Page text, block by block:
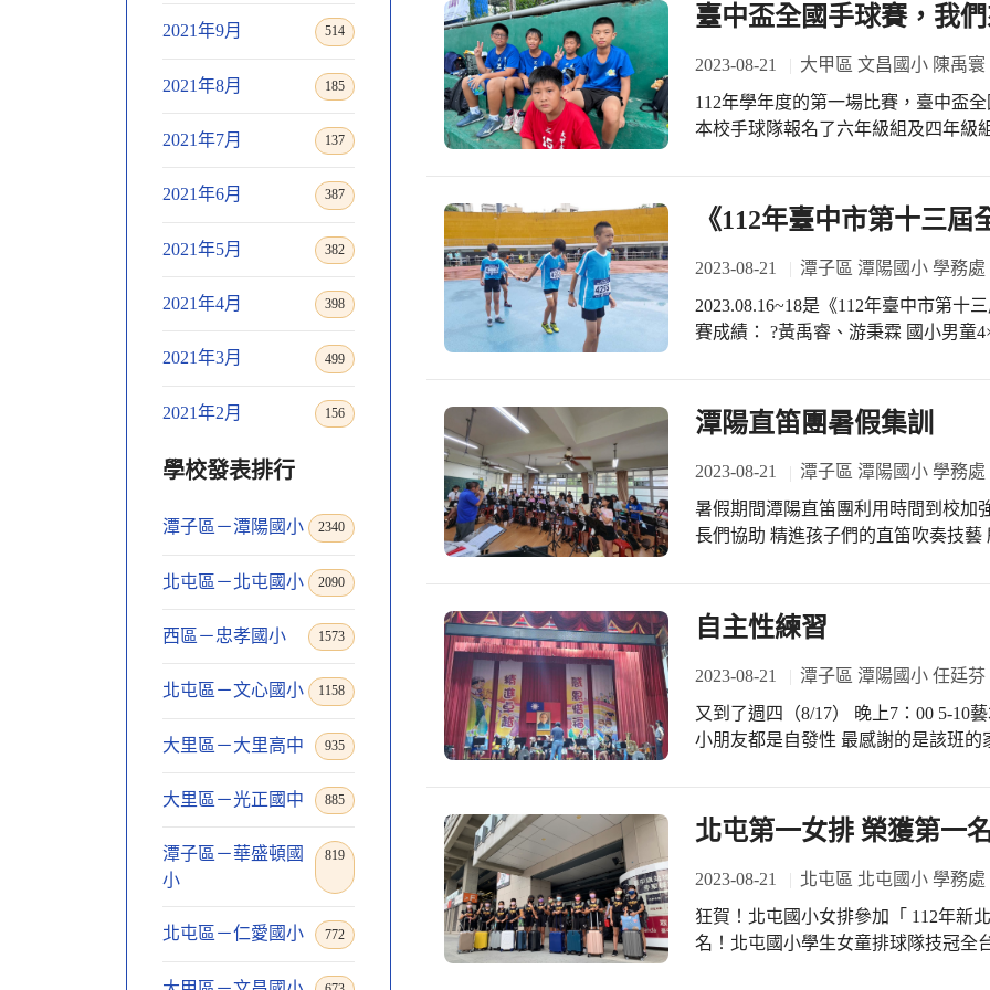
2021年9月 514
2021年8月 185
2021年7月 137
2021年6月 387
2021年5月 382
2021年4月 398
2021年3月 499
2021年2月 156
學校發表排行
潭子區－潭陽國小 2340
北屯區－北屯國小 2090
西區－忠孝國小 1573
北屯區－文心國小 1158
大里區－大里高中 935
大里區－光正國中 885
潭子區－華盛頓國
小
819
北屯區－仁愛國小 772
興奮又期待。吉他社分別由高三學長
則是舞出動感又熱力四射的舞步，紛
市七將軍廟不僅邀請大里區學校社團
臺中盃全國手球賽，我
2023-08-21 大甲區 文昌國小 陳禹寰
112年學年度的第一場比賽，臺中盃
本校手球隊報名了六年級組及四年級
《112年臺中市第十三屆
2023-08-21 潭子區 潭陽國小 學務處
2023.08.16~18是《112年臺中市第十
賽成績： ?黃禹睿、游秉霖 國小男童
判老師們。 從比賽過程檢視訓練成
們支持 #感謝潭子區各校指導老師無
名峰組長、麒翔老師一起訓練與指導
潭陽直笛團暑假集訓
2023-08-21 潭子區 潭陽國小 學務處
暑假期間潭陽直笛團利用時間到校加
長們協助 精進孩子們的直笛吹奏技
自主性練習
2023-08-21 潭子區 潭陽國小 任廷芬
又到了週四（8/17） 晚上7：00 5-10
小朋友都是自發性 最感謝的是該班
北屯第一女排 榮獲第一
2023-08-21 北屯區 北屯國小 學務處
狂賀！北屯國小女排參加「 112年新
名！北屯國小學生女童排球隊技冠全